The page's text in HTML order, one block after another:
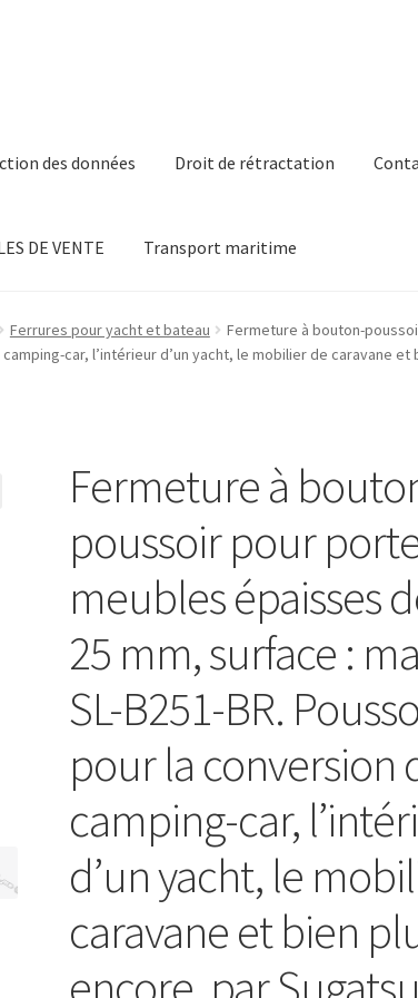
des données Droit de rétractation
DE VENTE Transport maritime
Ferrures pour yacht et bateau
Fermeture à bouton-
car, l’intérieur d’un yacht, le mobilier de caravane
Fermeture à
poussoir pour
meubles épaisses
25 mm, surface :
SL-B251-BR.
pour la conversion
camping-car,
d’un yacht, le
caravane et bien